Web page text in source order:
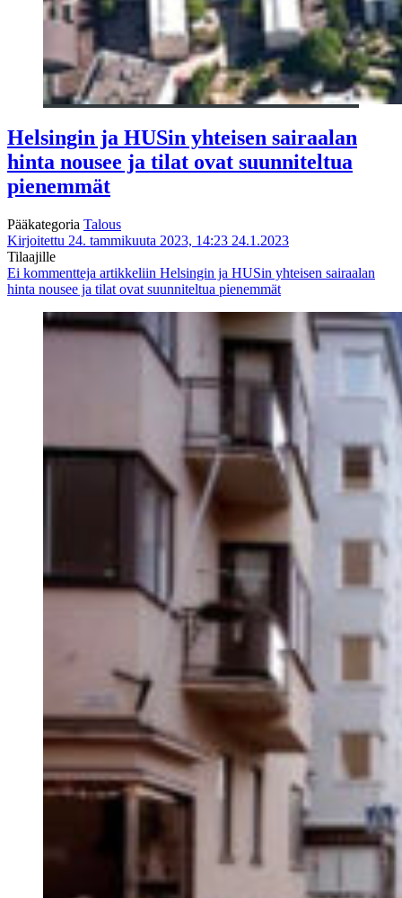
Helsingin ja HUSin yhteisen sairaalan
hinta nousee ja tilat ovat suunniteltua
pienemmät
Pääkategoria Talous
Kirjoitettu 24. tammikuuta 2023, 14:23 24.1.2023
Tilaajille
Ei kommentteja artikkeliin Helsingin ja HUSin yhteisen sairaalan
hinta nousee ja tilat ovat suunniteltua pienemmät